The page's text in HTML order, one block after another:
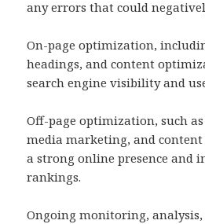
any errors that could
On-page optimization,
headings, and content
search engine visibility and
Off-page optimization, such
media marketing, and
a strong online presence and
rankings.
Ongoing monitoring,